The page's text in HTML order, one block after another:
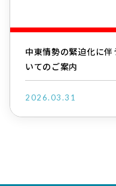
中東情勢の緊迫化に
いてのご案内
2026.03.31